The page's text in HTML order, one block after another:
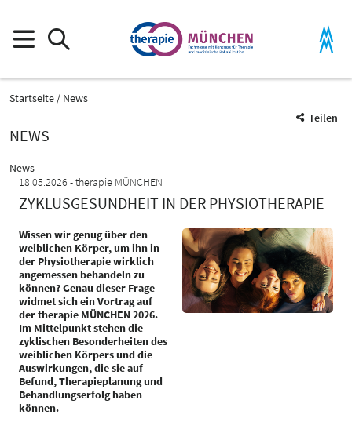
Startseite
News
Teilen
NEWS
News
18.05.2026
therapie MÜNCHEN
ZYKLUSGESUNDHEIT IN DER PHYSIOTHERAPIE
Wissen wir genug über den
weiblichen Körper, um ihn in
der Physiotherapie wirklich
angemessen behandeln zu
können? Genau dieser Frage
widmet sich ein Vortrag auf
der therapie MÜNCHEN 2026.
Im Mittelpunkt stehen die
zyklischen Besonderheiten des
weiblichen Körpers und die
Auswirkungen, die sie auf
Befund, Therapieplanung und
Behandlungserfolg haben
können.